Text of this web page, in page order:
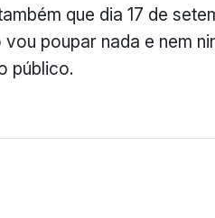
que dia 17 de
poupar nada e nem
público.